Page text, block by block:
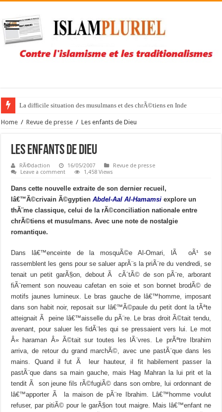
La difficile situation des musulmans et des chrÃ©tiens en Inde
Home / Revue de presse / Les enfants de Dieu
Les enfants de Dieu
RÃ©daction 16/05/2007
Revue de presse
Leave a comment
1,458 Views
Dans cette nouvelle extraite de son dernier recueil,
lâ€™Ã©crivain Ã©gyptienAbdel-Aal Al-Hamamsi explore un
thÃ¨me classique, celui de la rÃ©conciliation nationale entre
chrÃ©tiens et musulmans. Avec une note de nostalgie
romantique.
Dans lâ€™enceinte de la mosquÃ©e Al-Omari, lÃ oÃ¹ se
rassemblent les gens pour se saluer aprÃ¨s la priÃ¨re du vendredi, se
tenait un petit garÃ§on, debout Ã cÃ´tÃ© de son pÃ¨re, arborant
fiÃ¨rement son nouveau cafetan en soie et son bonnet brodÃ© de
motifs jaunes lumineux. Le bras gauche de lâ€™homme, imposant
dans son habit noir, reposait sur lâ€™Ã©paule du petit dont la tÃªte
atteignait Ã peine lâ€™aisselle du pÃ¨re. Le bras droit Ã©tait tendu,
avenant, pour saluer les fidÃ¨les qui se pressaient vers lui. Le mot
Â« haraman Â» Ã©tait sur toutes les lÃ¨vres. Le prÃªtre Ibrahim
arriva, de retour du grand marchÃ©, avec une pastÃ¨que dans les
mains. Quand il fut Ã leur hauteur, il fit habilement passer la
pastÃ¨que dans sa main gauche, mais Hag Mahran la lui prit et la
tendit Ã son jeune fils rÃ©fugiÃ© dans son ombre, lui ordonnant de
lâ€™apporter Ã la maison de pÃ¨re Ibrahim. Lâ€™homme voulut
refuser, par pitiÃ© pour le garÃ§on tout maigre. Mais lâ€™enfant ne